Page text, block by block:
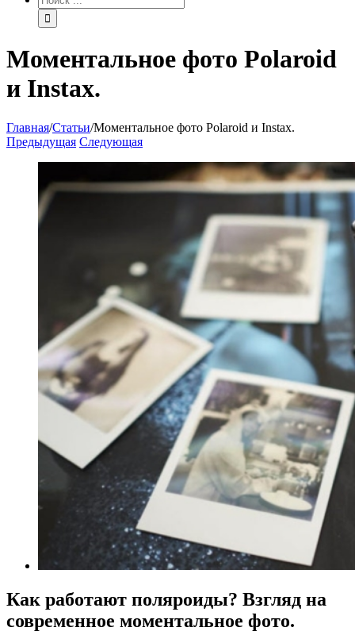
Моментальное фото Polaroid
и Instax.
Главная/Статьи/Моментальное фото Polaroid и Instax.
Предыдущая Следующая
Как работают поляроиды? Взгляд на
современное моментальное фото.